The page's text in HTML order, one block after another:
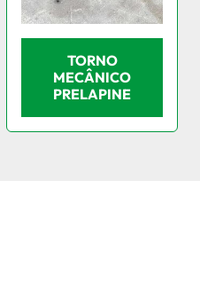
TORNO
MECÂNICO
PRELAPINE